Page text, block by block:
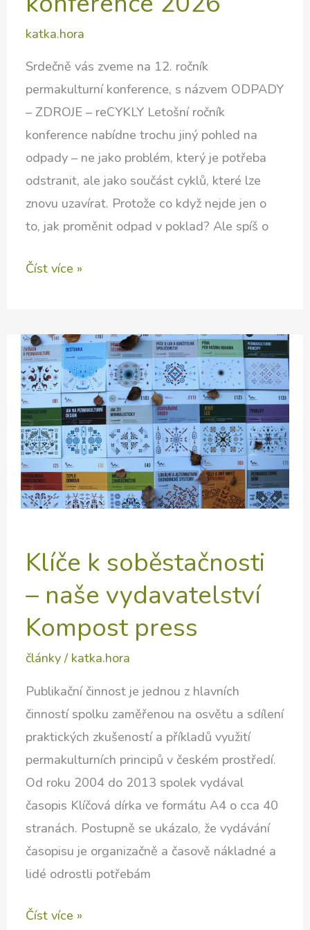
katka.hora
Srdečně vás zveme na 12. ročník
permakulturní konference, s názvem ODPADY
– ZDROJE – reCYKLY Letošní ročník
konference nabídne trochu jiný pohled na
odpady – ne jako problém, který je potřeba
odstranit, ale jako součást cyklů, které lze
znovu uzavírat. Protože co když nejde jen o
to, jak proměnit odpad v poklad? Ale spíš o
Permakulturní
Číst více »
Klíče k soběstačnosti
– naše vydavatelství
Kompost press
články/ katka.hora
Publikační činnost je jednou z hlavních
činností spolku zaměřenou na osvětu a sdílení
praktických zkušeností a příkladů využití
permakulturních principů v českém prostředí.
Od roku 2004 do 2013 spolek vydával
časopis Klíčová dírka ve formátu A4 o cca 40
stranách. Postupně se ukázalo, že vydávání
časopisu je organizačně a časově nákladné a
lidé odrostli potřebám
Klíče
Číst více »